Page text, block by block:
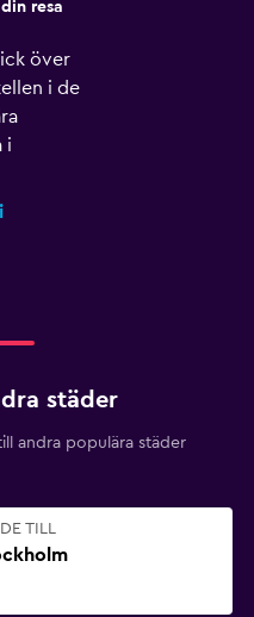
resa
över
i de
i
städer
andra populära städer
TILL